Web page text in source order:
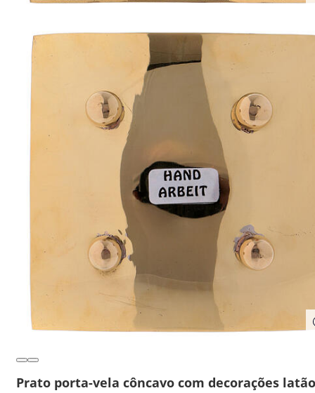
Prato porta-vela côncavo com decorações latão